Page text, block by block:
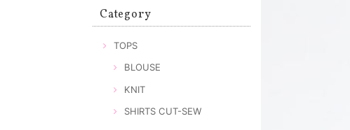
Category
TOPS
BLOUSE
KNIT
SHIRTS CUT-SEW